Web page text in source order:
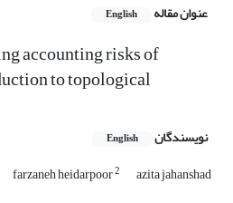
عنوان مقاله English
accounting risks of
to topological
نویسندگان English
farzaneh heidarpoor2 azita jahanshad